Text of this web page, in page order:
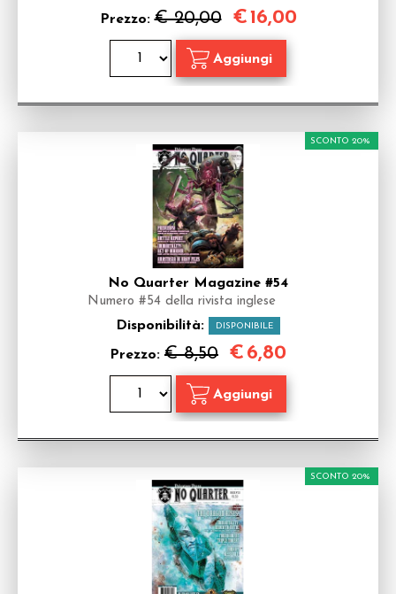
Prezzo:€ 20,00 €16,00
No Quarter Magazine #54
Numero #54 della rivista inglese
Disponibilità: DISPONIBILE
Prezzo: € 8,50
SCONTO 20%
€ 6,80
SCONTO 20%